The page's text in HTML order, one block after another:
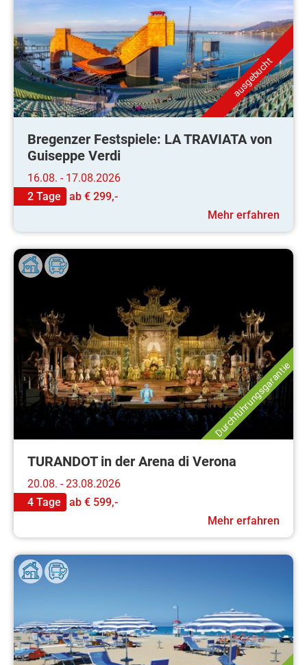
ausgebucht
Bregenzer Festspiele: LA TRAVIATA von
Guiseppe Verdi
16.08. - 17.08.2026
2 Tage
ab € 299,-
Mehr erfahren
Durchführungsgarantie
TURANDOT in der Arena di Verona
20.08. - 23.08.2026
4 Tage
ab € 599,-
Mehr erfahren